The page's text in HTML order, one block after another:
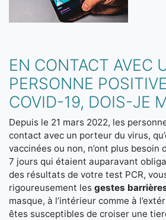
EN CONTACT AVEC
PERSONNE
COVID-19, DOIS-JE
Depuis le 21 mars 2022, les
contact avec un porteur du virus,
vaccinées ou non, n’ont plus besoin
7 jours qui étaient auparavant
des résultats de votre test PCR,
rigoureusement les gestes
masque, à l’intérieur comme à
êtes susceptibles de croiser une